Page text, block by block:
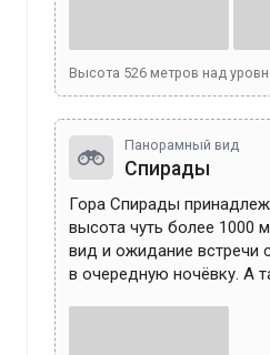
Высота 526 метров над
Панорамный вид
Спирады
Гора Спирады
высота чуть более 1000
вид и ожидание встречи
в очередную ночёвку. А